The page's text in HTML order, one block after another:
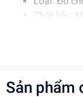
Chất liệu:
Độ tuổi
Lắp ráp
Sản phẩm